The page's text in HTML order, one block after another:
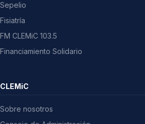
Sepelio
Fisiatría
FM CLEMiC 103.5
Financiamiento Solidario
CLEMiC
Sobre nosotros